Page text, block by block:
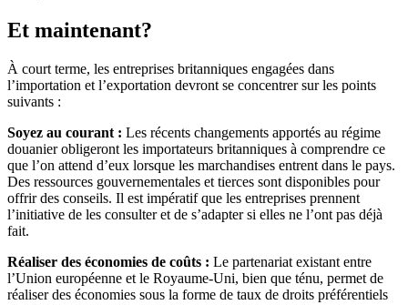
Et maintenant?
À court terme, les entreprises britanniques engagées dans
l’importation et l’exportation devront se concentrer sur les points
suivants :
Soyez au courant : Les récents changements apportés au régime
douanier obligeront les importateurs britanniques à comprendre ce
que l’on attend d’eux lorsque les marchandises entrent dans le pays.
Des ressources gouvernementales et tierces sont disponibles pour
offrir des conseils. Il est impératif que les entreprises prennent
l’initiative de les consulter et de s’adapter si elles ne l’ont pas déjà
fait.
Réaliser des économies de coûts : Le partenariat existant entre
l’Union européenne et le Royaume-Uni, bien que ténu, permet de
réaliser des économies sous la forme de taux de droits préférentiels